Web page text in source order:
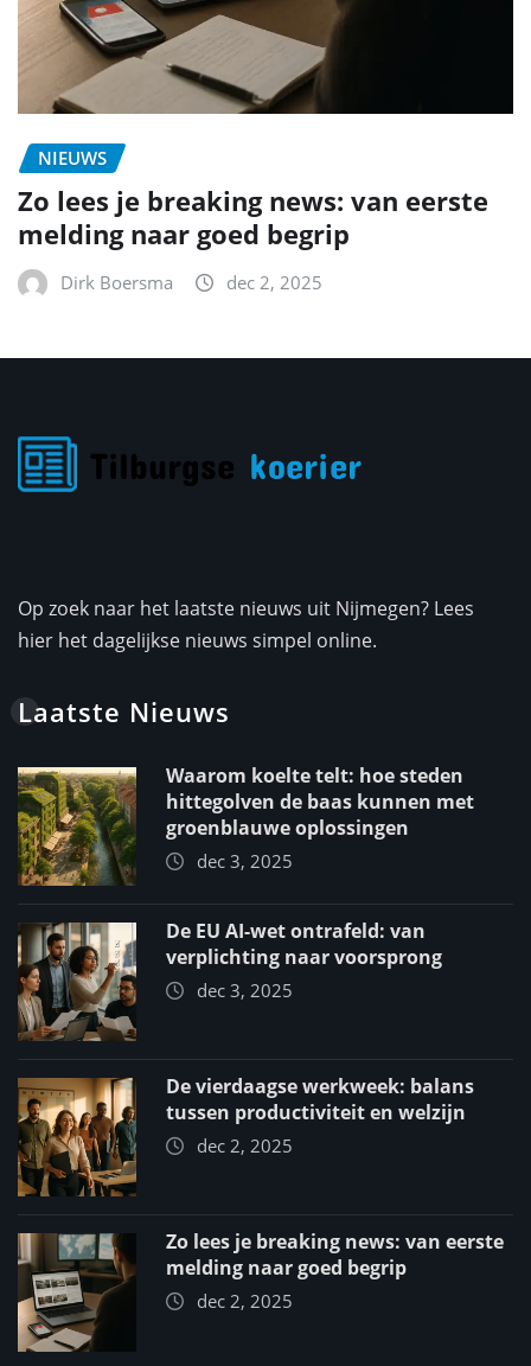
NIEUWS
Zo lees je breaking news: van eerste
melding naar goed begrip
Dirk Boersma dec 2, 2025
Op zoek naar het laatste nieuws uit Nijmegen? Lees
hier het dagelijkse nieuws simpel online.
Laatste Nieuws
Waarom koelte telt: hoe steden
hittegolven de baas kunnen met
groenblauwe oplossingen
dec 3, 2025
De EU AI-wet ontrafeld: van
verplichting naar voorsprong
dec 3, 2025
De vierdaagse werkweek: balans
tussen productiviteit en welzijn
dec 2, 2025
Zo lees je breaking news: van eerste
melding naar goed begrip
dec 2, 2025